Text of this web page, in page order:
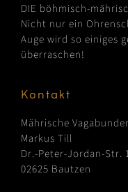
DIE böhmisch-
Nicht nur ein
Auge wird so einiges
überraschen!
Kontakt
Mährische
Markus Till
Dr.-Peter-Jordan-Str.
02625 Bautzen